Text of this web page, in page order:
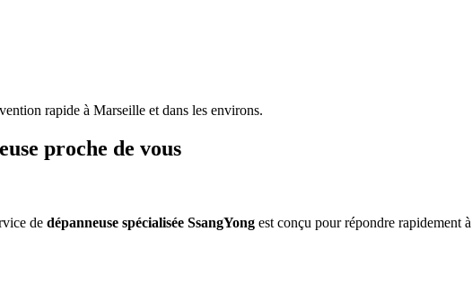
rapide à Marseille et dans les environs.
proche de vous
de dépanneuse spécialisée SsangYong est conçu pour répondre rapidement